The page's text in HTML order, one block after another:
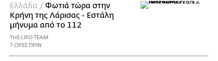
Ελλάδα /Φωτιά τώρα στην
Κρήνη της Λάρισας - Εστάλη
μήνυμα από το 112
THE LIFO TEAM
7 ΩΡΕΣ ΠΡΙΝ